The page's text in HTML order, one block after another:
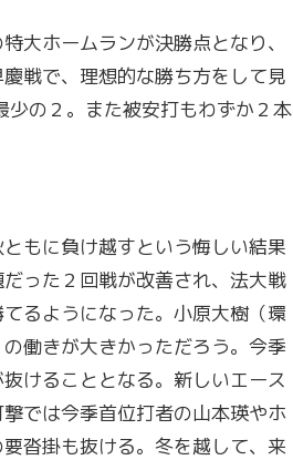
大ホームランが決勝点となり、
戦で、理想的な勝ち方をして見
の２。また被安打もわずか２本
もに負け越すという悔しい結果
った２回戦が改善され、法大戦
るようになった。小原大樹（環
働きが大きかっただろう。今季
けることとなる。新しいエース
では今季首位打者の山本瑛やホ
沓掛も抜ける。冬を越して、来